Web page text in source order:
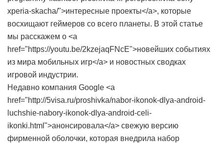
xperia-skacha/">интересные проекты</a>, которые
восхищают геймеров со всего планеты. В этой статье
мы расскажем о <a
href="https://youtu.be/2kzejaqFNcE">новейших событиях
из мира мобильных игр</a> и новостных сводках
игровой индустрии.
Недавно компания Google <a
href="http://5visa.ru/proshivka/nabor-ikonok-dlya-android-
luchshie-nabory-ikonok-dlya-android-celi-
ikonki.html">анонсировала</a> свежую версию
фирменной оболочки, которая внедрила набор